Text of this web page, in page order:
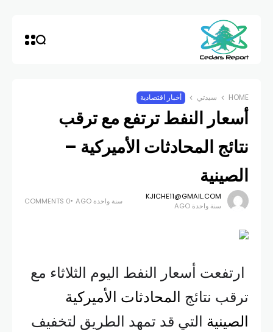
HOME سيدتي أخبار اقتصادية
أسعار النفط ترتفع مع ترقب
نتائج المحادثات الأميركية –
الصينية
KJICHE11@GMAIL.COM
سنة واحدة AGO
سنة واحدة AGO 0 COMMENTS
ارتفعت أسعار النفط اليوم الثلاثاء مع
ترقب نتائج المحادثات الأميركية
الصينية التي قد تمهد الطريق لتخفيف